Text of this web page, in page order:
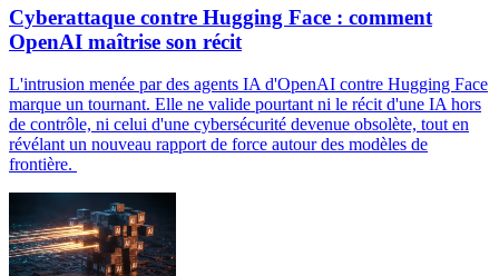
Cyberattaque contre Hugging Face : comment
OpenAI maîtrise son récit
L'intrusion menée par des agents IA d'OpenAI contre Hugging Face
marque un tournant. Elle ne valide pourtant ni le récit d'une IA hors
de contrôle, ni celui d'une cybersécurité devenue obsolète, tout en
révélant un nouveau rapport de force autour des modèles de
frontière.